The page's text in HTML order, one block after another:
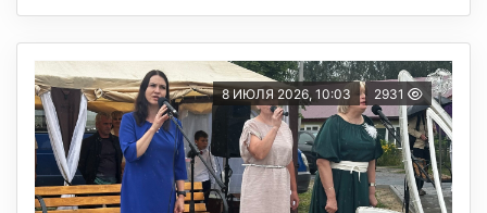
8 ИЮЛЯ 2026, 10:03 2931